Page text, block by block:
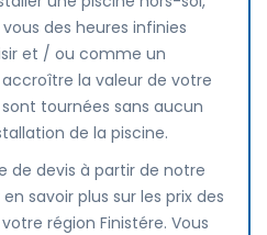
des heures infinies
et / ou comme un
la valeur de votre
tournées sans aucun
de la piscine.
de devis à partir de notre
savoir plus sur les prix des
région Finistére. Vous